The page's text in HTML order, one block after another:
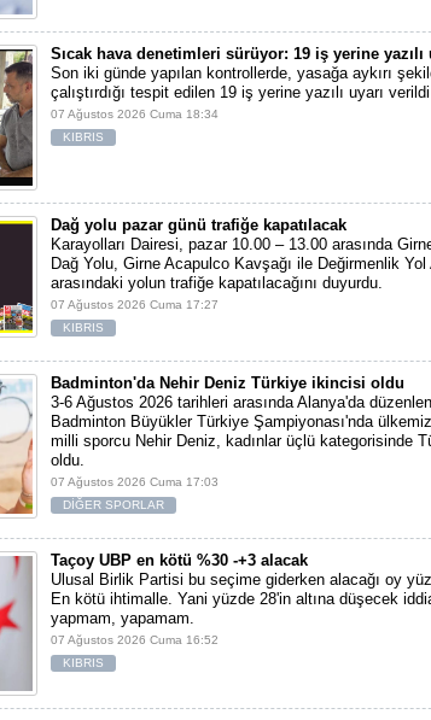
Sıcak hava denetimleri sürüyor: 19 iş yerine yazılı
Son iki günde yapılan kontrollerde, yasağa aykırı
çalıştırdığı tespit edilen 19 iş yerine yazılı uyarı
07 Ağustos 2026 Cuma 18:34
KIBRIS
Dağ yolu pazar günü trafiğe kapatılacak
Karayolları Dairesi, pazar 10.00 – 13.00 arasında
Dağ Yolu, Girne Acapulco Kavşağı ile Değirmenlik Yol
arasındaki yolun trafiğe kapatılacağını duyurdu.
07 Ağustos 2026 Cuma 17:27
KIBRIS
Badminton'da Nehir Deniz Türkiye ikincisi oldu
3-6 Ağustos 2026 tarihleri arasında Alanya'da
Badminton Büyükler Türkiye Şampiyonası'nda
milli sporcu Nehir Deniz, kadınlar üçlü kategorisinde
oldu.
07 Ağustos 2026 Cuma 17:03
DİĞER SPORLAR
Taçoy UBP en kötü %30 -+3 alacak
Ulusal Birlik Partisi bu seçime giderken alacağı oy
En kötü ihtimalle. Yani yüzde 28'in altına düşecek
yapmam, yapamam.
07 Ağustos 2026 Cuma 16:52
KIBRIS